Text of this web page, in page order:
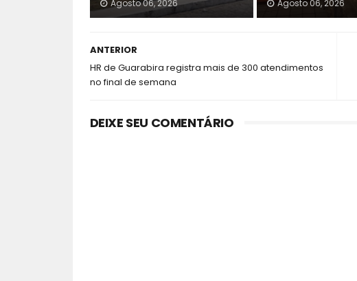
Agosto 06, 2026 Agosto 06, 2026
ANTERIOR
HR de Guarabira registra mais de 300 atendimentos
no final de semana
DEIXE SEU COMENTÁRIO